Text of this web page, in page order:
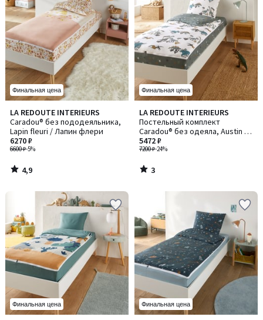
Финальная цена
LA REDOUTE INTERIEURS
Caradou® без пододеяльника,
Lapin fleuri / Лапин флери
6600 ₽-5%
6270 ₽
4,9
/ 5
4,9
/
Финальная цена
LA REDOUTE INTERIEURS
Постельный комплект
Caradou® без одеяла, Austin /
Остин
7200 ₽-24%
5472 ₽
3
/
5
3
/
Финальная цена Финальная цена